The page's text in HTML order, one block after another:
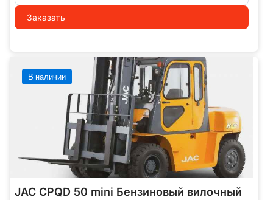
Заказать
В наличии
JAC CPQD 50 mini Бензиновый вилочный